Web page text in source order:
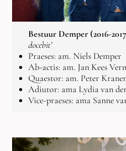
Bestuur Demper (2016-
docebit’
Praeses: am. Niels Demper
Ab-actis: am. Jan Kees
Quaestor: am. Peter
Adiutor: ama Lydia van
Vice-praeses: ama Sanne